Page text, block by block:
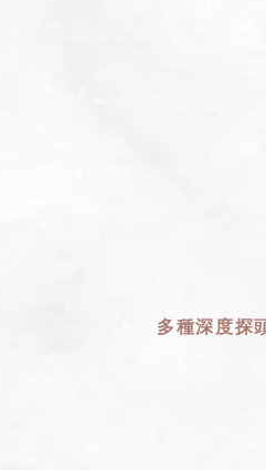
多種深度探